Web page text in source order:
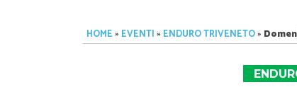
HOME» EVENTI» ENDURO TRIVENETO»